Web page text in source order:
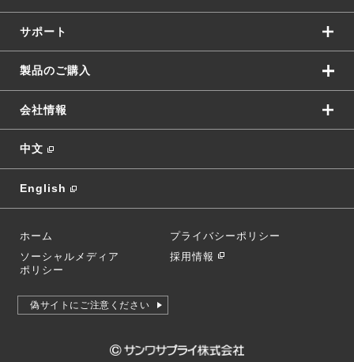
サポート
製品のご購入
会社情報
中文
English
ホーム
プライバシーポリシー
ソーシャルメディア
ポリシー
採用情報
偽サイトにご注意ください